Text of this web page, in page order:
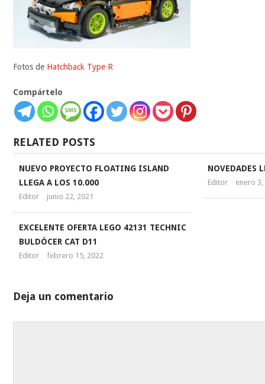
Fotos de Hatchback Type R
Compártelo
RELATED POSTS
NUEVO PROYECTO FLOATING ISLAND
LLEGA A LOS 10.000
Editor junio 22, 2021
NOVEDADES
Editor enero 3,
EXCELENTE OFERTA LEGO 42131 TECHNIC
BULDÓCER CAT D11
Editor febrero 15, 2022
Deja un comentario